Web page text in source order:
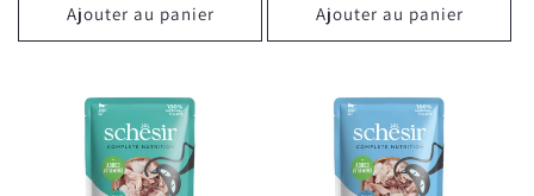
Ajouter au panier Ajouter au panier
Connectez-vous à votre compte pour ajouter des
produits à votre liste de souhaits et afficher vos
articles précédemment enregistrés.